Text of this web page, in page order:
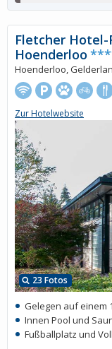
23 Fotos
Fletcher
Hoenderloo
Hoenderloo,
Zur Hotelwebsite
Gelegen auf einem
Innen Pool und
Fußballplatz und